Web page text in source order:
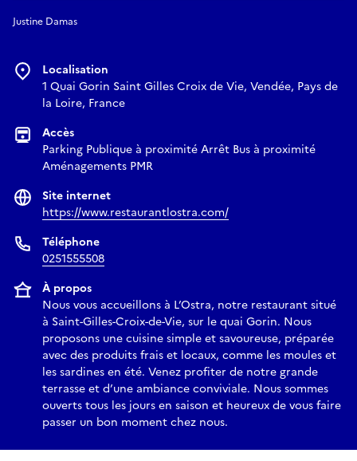
Justine Damas
Localisation
1 Quai Gorin Saint Gilles Croix de Vie, Vendée, Pays de
la Loire, France
Accès
Parking Publique à proximité Arrêt Bus à proximité
Aménagements PMR
Site internet
https://www.restaurantlostra.com/
Téléphone
0251555508
À propos
Nous vous accueillons à L’Ostra, notre restaurant situé
à Saint-Gilles-Croix-de-Vie, sur le quai Gorin. Nous
proposons une cuisine simple et savoureuse, préparée
avec des produits frais et locaux, comme les moules et
les sardines en été. Venez profiter de notre grande
terrasse et d’une ambiance conviviale. Nous sommes
ouverts tous les jours en saison et heureux de vous faire
passer un bon moment chez nous.